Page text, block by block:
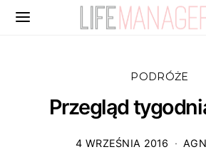
PODRÓŻE
Przegląd
4 WRZEŚNIA 2016